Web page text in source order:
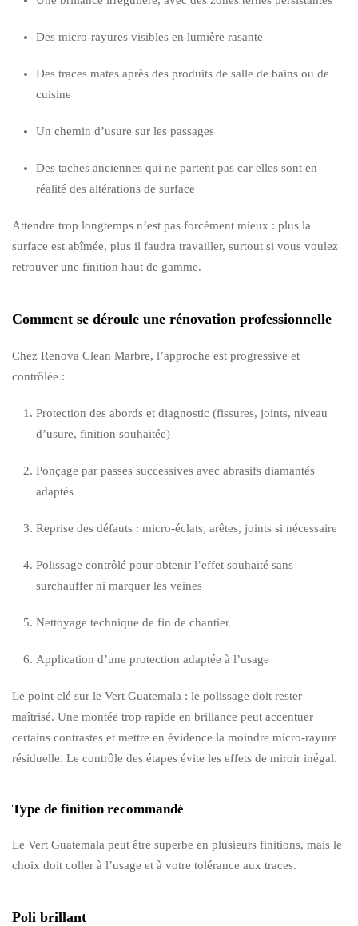
Des micro-rayures visibles en lumière rasante
Des traces mates après des produits de salle de bains ou de
cuisine
Un chemin d’usure sur les passages
Des taches anciennes qui ne partent pas car elles sont en
réalité des altérations de surface
Attendre trop longtemps n’est pas forcément mieux : plus la
surface est abîmée, plus il faudra travailler, surtout si vous voulez
retrouver une finition haut de gamme.
Comment se déroule une rénovation professionnelle
Chez Renova Clean Marbre, l’approche est progressive et
contrôlée :
Protection des abords et diagnostic (fissures, joints, niveau
d’usure, finition souhaitée)
Ponçage par passes successives avec abrasifs diamantés
adaptés
Reprise des défauts : micro-éclats, arêtes, joints si nécessaire
Polissage contrôlé pour obtenir l’effet souhaité sans
surchauffer ni marquer les veines
Nettoyage technique de fin de chantier
Application d’une protection adaptée à l’usage
Le point clé sur le Vert Guatemala : le polissage doit rester
maîtrisé. Une montée trop rapide en brillance peut accentuer
certains contrastes et mettre en évidence la moindre micro-rayure
résiduelle. Le contrôle des étapes évite les effets de miroir inégal.
Type de finition recommandé
Le Vert Guatemala peut être superbe en plusieurs finitions, mais le
choix doit coller à l’usage et à votre tolérance aux traces.
Poli brillant